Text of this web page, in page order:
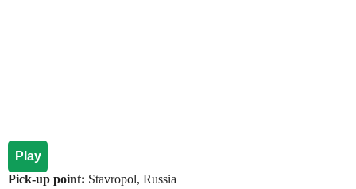
Play
Pick-up point: Stavropol, Russia